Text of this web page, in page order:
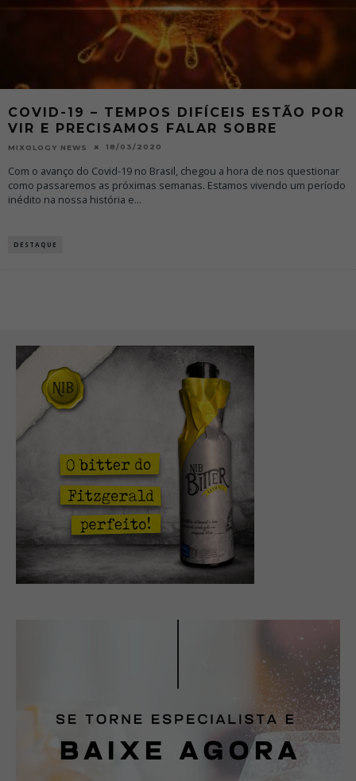
COVID-19 – TEMPOS DIFÍCEIS ESTÃO POR
VIR E PRECISAMOS FALAR SOBRE
MIXOLOGY NEWS 18/03/2020
Com o avanço do Covid-19 no Brasil, chegou a hora de nos questionar
como passaremos as próximas semanas. Estamos vivendo um período
inédito na nossa história e...
DESTAQUE